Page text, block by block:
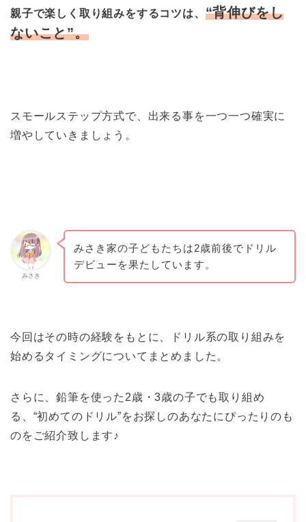
親子で楽しく 取り組みをするコツは、 “背伸びをし
ないこと”。
スモールステップ方式で、出来る事を一つ一つ確実に
増やしていきましょう。
みさき
みさき家の子どもたちは2歳前後でドリル
デビューを果たしています。
今回はその時の経験をもとに、ドリル系の取り組みを
始めるタイミングについてまとめました。
さらに、鉛筆を使った2歳・3歳の子でも取り組め
る、“初めてのドリル”をお探しのあなたにぴったりのも
のをご紹介致します♪